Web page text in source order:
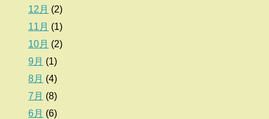
12月 (2)
11月 (1)
10月 (2)
9月 (1)
8月 (4)
7月 (8)
6月 (6)